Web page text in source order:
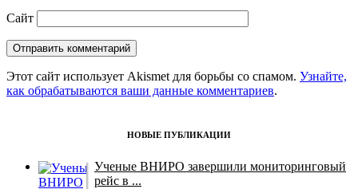
Сайт
Этот сайт использует Akismet для борьбы со спамом. Узнайте,
как обрабатываются ваши данные комментариев.
НОВЫЕ ПУБЛИКАЦИИ
Ученые ВНИРО завершили мониторинговый
рейс в ...